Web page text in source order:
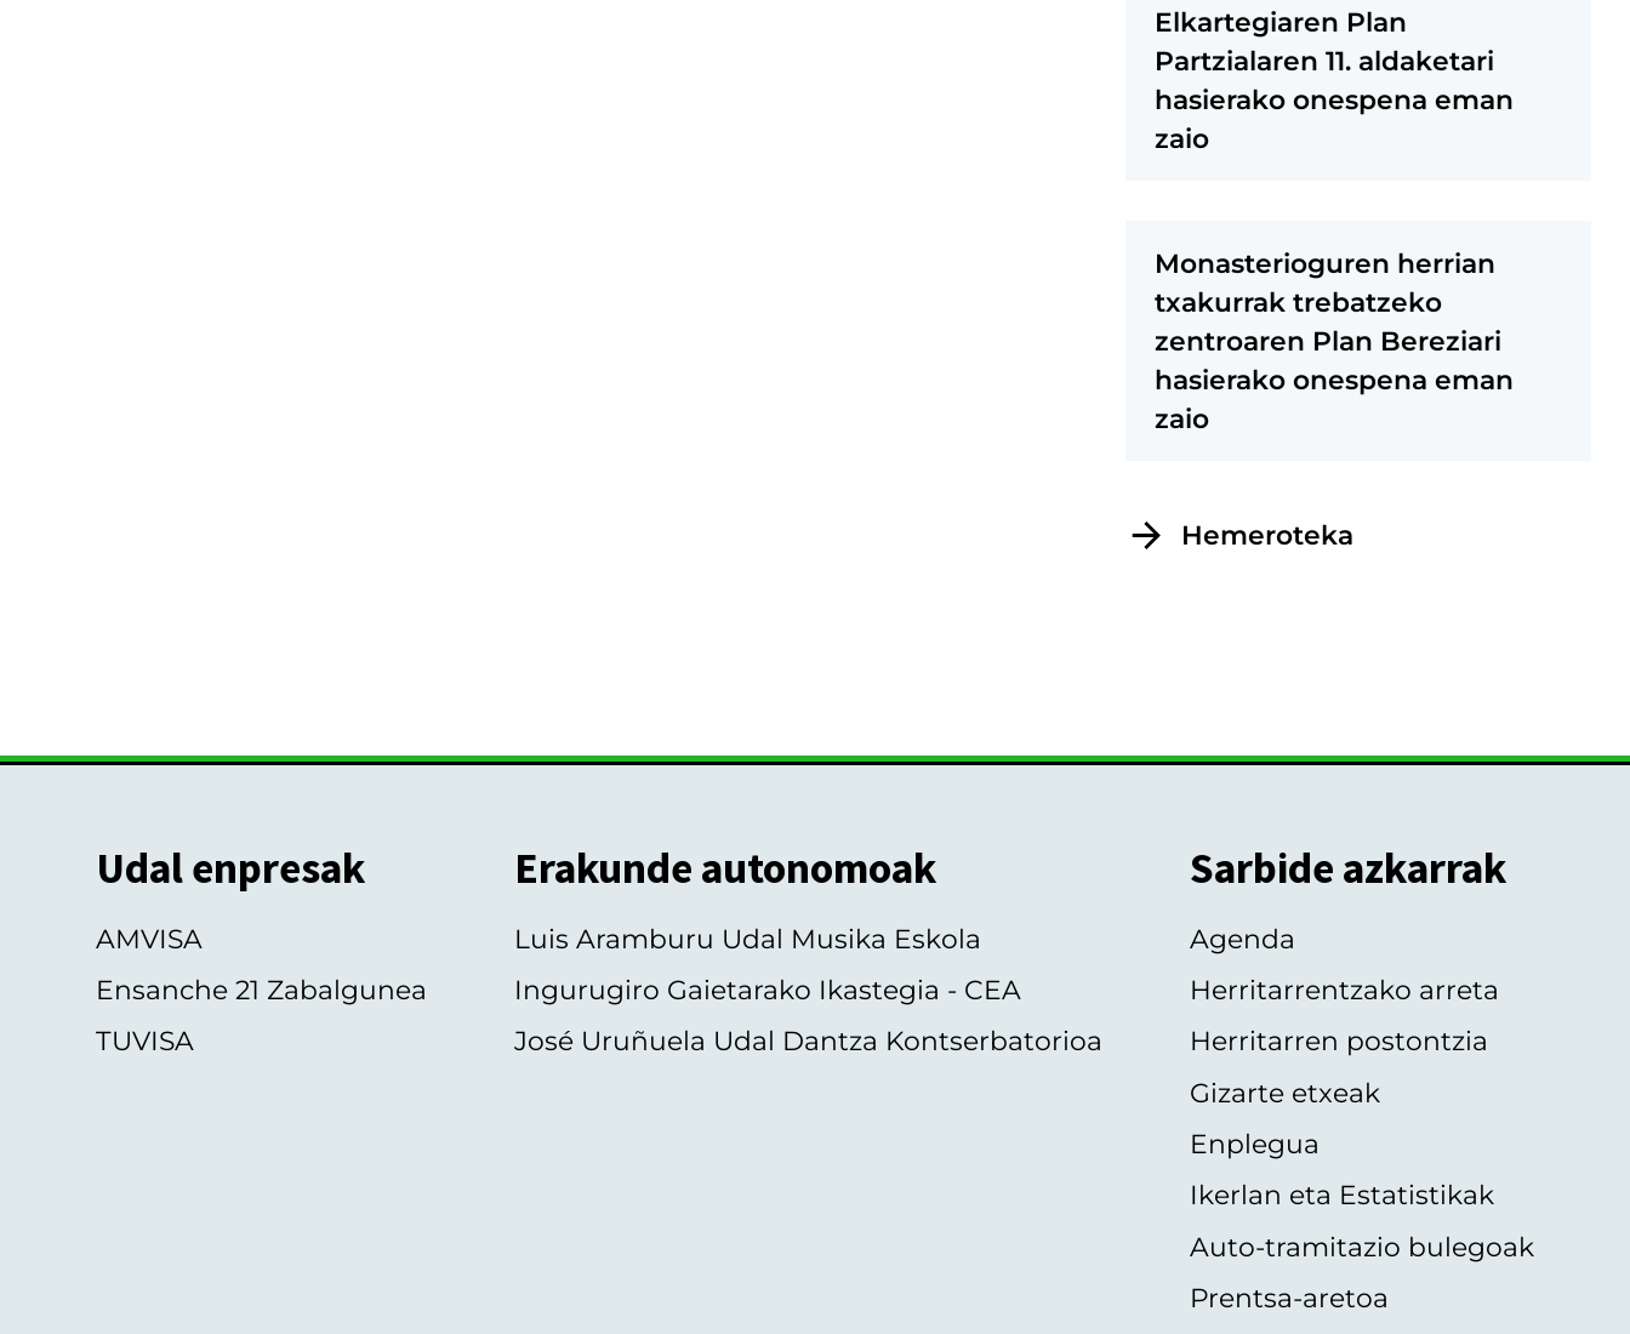
Elkartegiaren Plan
Partzialaren 11. aldaketari
hasierako onespena eman
zaio
Monasterioguren herrian
txakurrak trebatzeko
zentroaren Plan Bereziari
hasierako onespena eman
zaio
Hemeroteka
Udal enpresak
AMVISA
Ensanche 21 Zabalgunea
TUVISA
Erakunde autonomoak
Luis Aramburu Udal Musika Eskola
Ingurugiro Gaietarako Ikastegia - CEA
José Uruñuela Udal Dantza Kontserbatorioa
Sarbide azkarrak
Agenda
Herritarrentzako arreta
Herritarren postontzia
Gizarte etxeak
Enplegua
Ikerlan eta Estatistikak
Auto-tramitazio bulegoak
Prentsa-aretoa